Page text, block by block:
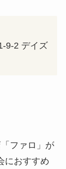
9-2 デイズ
ファロ」が
におすすめ